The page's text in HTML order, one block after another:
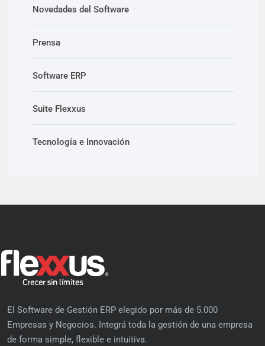
Novedades del Software
Prensa
Software ERP
Suite Flexxus
Tecnología e Innovación
El Software de Gestión ERP elegido por más de 5.000
Empresas y Negocios. Integrá toda la gestión de una empresa
de forma simple, flexible e intuitiva.